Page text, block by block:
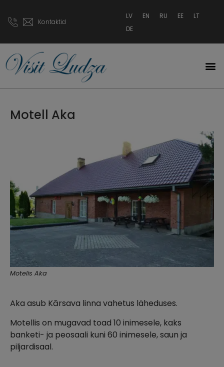
Kontaktid
LV EN RU EE
LT
DE
Motell Aka
Motelis Aka
Aka asub Kārsava linna vahetus läheduses.
Motellis on mugavad toad 10 inimesele, kaks
banketi- ja peosaali kuni 60 inimesele, saun ja
piljardisaal.